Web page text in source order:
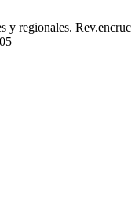
regionales.